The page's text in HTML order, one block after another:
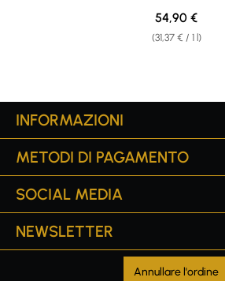
(31,37 € / 1 l)
Regular price:
54,90 €
INFORMAZIONI
METODI DI PAGAMENTO
SOCIAL MEDIA
NEWSLETTER
Annullare l'ordine